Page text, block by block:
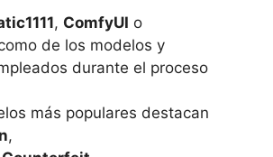
, ComfyUI o
de los modelos y
durante el proceso
más populares destacan
,